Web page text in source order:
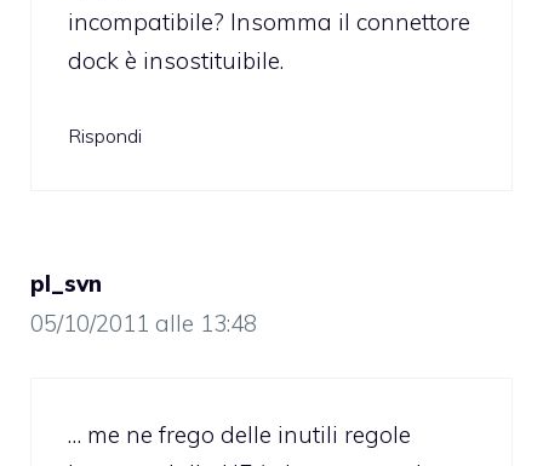
incompatibile? Insomma il connettore
dock è insostituibile.
Rispondi
pl_svn
05/10/2011 alle 13:48
… me ne frego delle inutili regole